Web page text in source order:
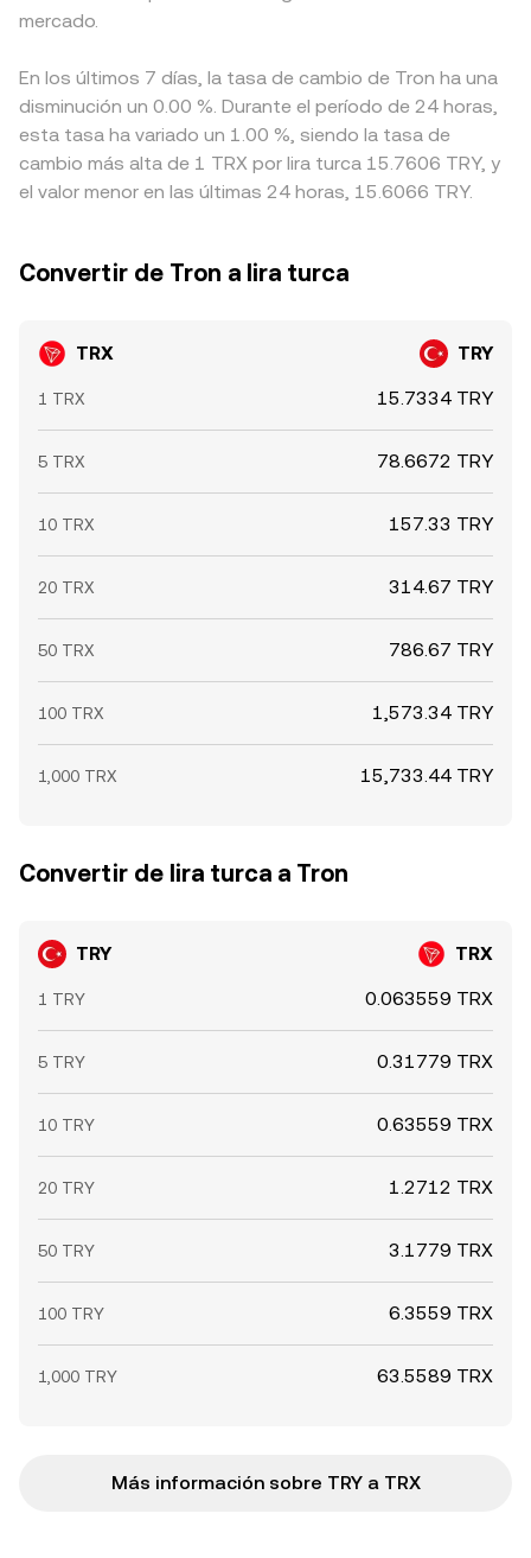
mercado.
En los últimos 7 días, la tasa de cambio de Tron ha una
disminución un 0.00 %. Durante el período de 24 horas,
esta tasa ha variado un 1.00 %, siendo la tasa de
cambio más alta de 1 TRX por lira turca 15.7606 TRY, y
el valor menor en las últimas 24 horas, 15.6066 TRY.
Convertir de Tron a lira turca
TRX TRY
1 TRX 15.7334 TRY
5 TRX 78.6672 TRY
10 TRX 157.33 TRY
20 TRX 314.67 TRY
50 TRX 786.67 TRY
100 TRX 1,573.34 TRY
1,000 TRX 15,733.44 TRY
Convertir de lira turca a Tron
TRY TRX
1 TRY 0.063559 TRX
5 TRY 0.31779 TRX
10 TRY 0.63559 TRX
20 TRY 1.2712 TRX
50 TRY 3.1779 TRX
100 TRY 6.3559 TRX
1,000 TRY 63.5589 TRX
Más información sobre TRY a TRX